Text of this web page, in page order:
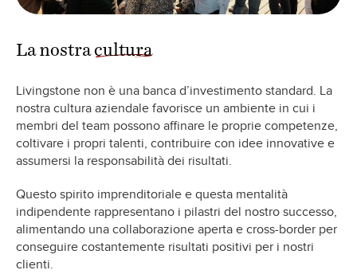
La nostra cultura
Livingstone non è una banca d’investimento standard. La
nostra cultura aziendale favorisce un ambiente in cui i
membri del team possono affinare le proprie competenze,
coltivare i propri talenti, contribuire con idee innovative e
assumersi la responsabilità dei risultati.
Questo spirito imprenditoriale e questa mentalità
indipendente rappresentano i pilastri del nostro successo,
alimentando una collaborazione aperta e cross-border per
conseguire costantemente risultati positivi per i nostri
clienti.